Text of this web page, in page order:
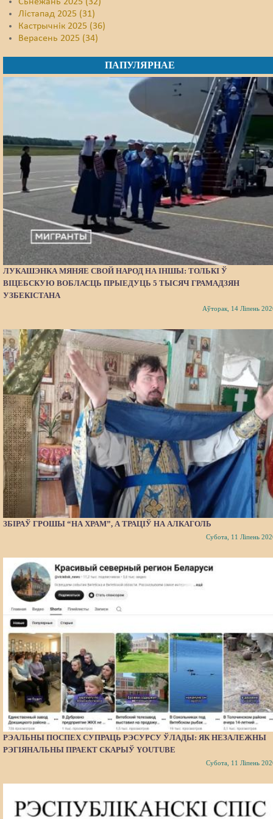
Лістапад 2025 (31)
Кастрычнік 2025 (36)
Верасень 2025 (34)
ПАПУЛЯРНАЕ
ЛУКАШЭНКА МЯНЯЕ СВОЙ НАРОД НА ІНШЫ: ТОЛЬКІ Ў
ВІЦЕБСКУЮ ВОБЛАСЦЬ ПРЫЕДУЦЬ 5 ТЫСЯЧ ГРАМАДЗЯН
УЗБЕКІСТАНА
Аўторак, 14 Ліпень
ЗБІРАЎ ГРОШЫ “НА ХРАМ”, А ТРАЦІЎ НА АЛКАГОЛЬ
Субота, 11 Ліпень
РЭАЛЬНЫ ПОСПЕХ СУПРАЦЬ РЭСУРСУ ЎЛАДЫ: ЯК НЕЗАЛЕЖНЫ
РЭГІЯНАЛЬНЫ ПРАЕКТ СКАРЫЎ YOUTUBE
Субота, 11 Ліпень